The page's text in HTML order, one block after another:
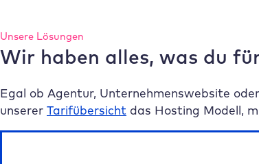
Unsere Lösungen
Wir haben alles, was du
Egal ob Agentur, Unternehmenswebsite
unserer Tarifübersicht das Hosting Modell,